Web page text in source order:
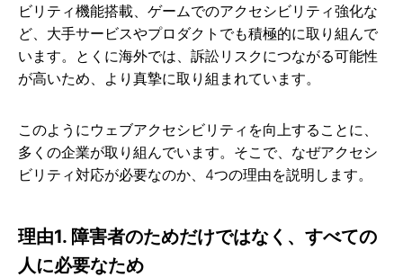
ビリティ機能搭載、ゲームでのアクセシビリティ強化な
ど、大手サービスやプロダクトでも積極的に取り組んで
います。とくに海外では、訴訟リスクにつながる可能性
が高いため、より真摯に取り組まれています。
このようにウェブアクセシビリティを向上することに、
多くの企業が取り組んでいます。そこで、なぜアクセシ
ビリティ対応が必要なのか、4つの理由を説明します。
理由1. 障害者のためだけではなく、すべての
人に必要なため